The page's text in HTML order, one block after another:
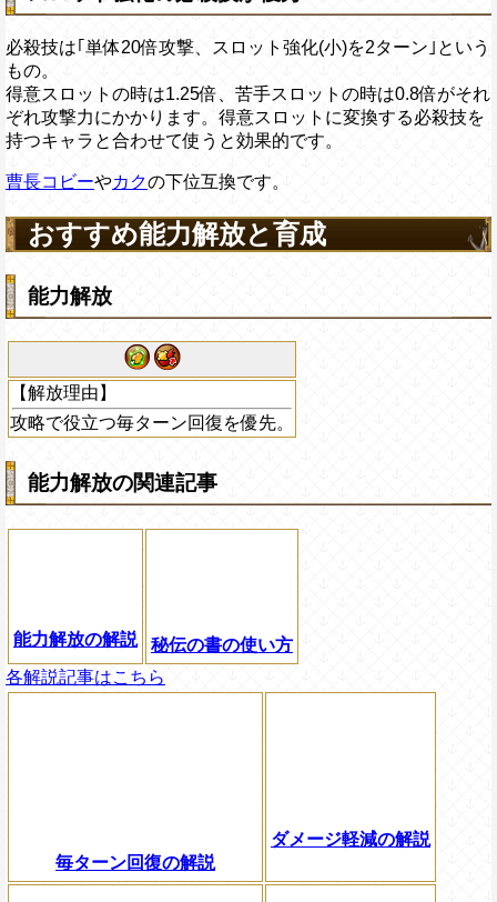
必殺技は｢単体20倍攻撃、スロット強化(小)を2ターン｣という
もの。
得意スロットの時は1.25倍、苦手スロットの時は0.8倍がそれ
ぞれ攻撃力にかかります。得意スロットに変換する必殺技を
持つキャラと合わせて使うと効果的です。
曹長コビーやカクの下位互換です。
おすすめ能力解放と育成
能力解放
【解放理由】
攻略で役立つ毎ターン回復を優先。
能力解放の関連記事
能力解放の解説
秘伝の書の使い方
各解説記事はこちら
毎ターン回復の解説
ダメージ軽減の解説